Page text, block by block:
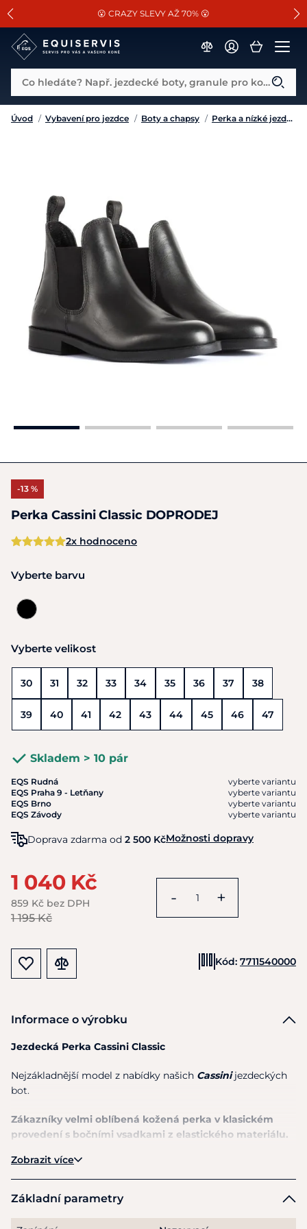
SLEVA 13% na vše od Cassini!
😮 CRAZY SLEVY AŽ 70% 😮
📐Pasování a doplňky k vybraným sedlům ZDARMA 🐴
Co hledáte? Např. jezdecké boty, granule pro koně...
Úvod / Vybavení pro jezdce / Boty a chapsy / Perka a nízké jezdecké boty
-13 %
Perka Cassini Classic DOPRODEJ
2x hodnoceno
Vyberte barvu
Vyberte velikost
30 31 32 33 34 35 36 37 38
39 40 41 42 43 44 45 46 47
Skladem > 10 pár
EQS Rudná
vyberte variantu
EQS Praha 9 - Letňany
vyberte variantu
EQS Brno
vyberte variantu
EQS Závody
vyberte variantu
Doprava zdarma od 2 500 KčMožnosti dopravy
1 040 Kč
859 Kč bez DPH
1 195 Kč
- +
Kód: 7711540000
Informace o výrobku
Jezdecká Perka Cassini Classic
Nejzákladnější model z nabídky našich Cassinijezdeckých
bot.
Zákazníky velmi oblíbená kožená perka v klasickém
provedení s bočními vsadkami z elastického materiálu.
Velmi snadnose
Vyšší syntetická lepená podrážka.
Zobrazit více
Základní parametry